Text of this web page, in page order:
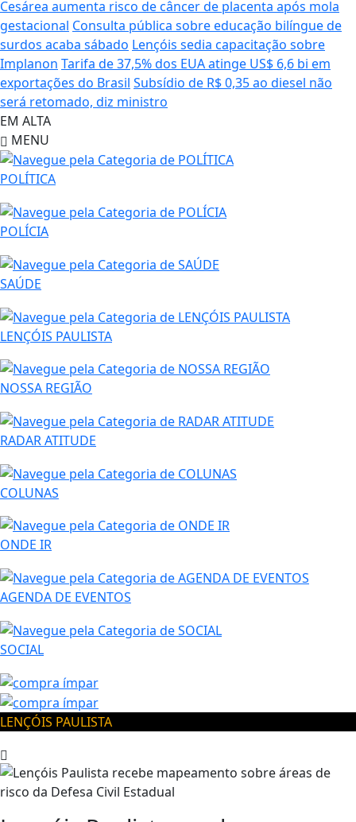
Cesárea aumenta risco de câncer de placenta após mola
gestacional Consulta pública sobre educação bilíngue de
surdos acaba sábado Lençóis sedia capacitação sobre
Implanon Tarifa de 37,5% dos EUA atinge US$ 6,6 bi em
exportações do Brasil Subsídio de R$ 0,35 ao diesel não
será retomado, diz ministro
EM ALTA
MENU
POLÍTICA
POLÍCIA
SAÚDE
LENÇÓIS PAULISTA
NOSSA REGIÃO
RADAR ATITUDE
COLUNAS
ONDE IR
AGENDA DE EVENTOS
SOCIAL
LENÇÓIS PAULISTA